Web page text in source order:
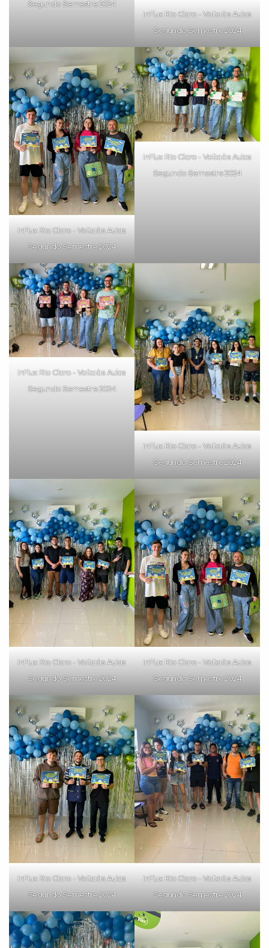
Segundo Semestre 2024
inFlux Rio Claro - Volta às Aulas
Segundo Semestre 2024
inFlux Rio Claro - Volta às Aulas
Segundo Semestre 2024
inFlux Rio Claro - Volta às Aulas
Segundo Semestre 2024
inFlux Rio Claro - Volta às Aulas
Segundo Semestre 2024
inFlux Rio Claro - Volta às Aulas
Segundo Semestre 2024
inFlux Rio Claro - Volta às Aulas
Segundo Semestre 2024
inFlux Rio Claro - Volta às Aulas
Segundo Semestre 2024
inFlux Rio Claro - Volta às Aulas
Segundo Semestre 2024
inFlux Rio Claro - Volta às Aulas
Segundo Semestre 2024
já vamos te colocar em contato
com a:
Você é aluno inFlux?
Sim Não
VOLTAR